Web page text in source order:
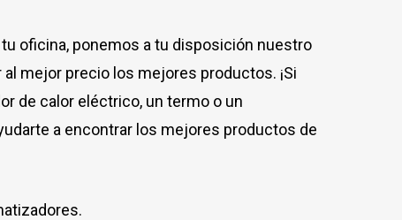
oficina, ponemos a tu disposición nuestro
mejor precio los mejores productos. ¡Si
de calor eléctrico, un termo o un
a encontrar los mejores productos de